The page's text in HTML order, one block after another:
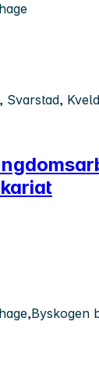
Svarstad,